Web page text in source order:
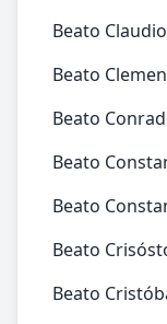
Beato
Beato
Beato
Beato
Beato
Beato
Beato